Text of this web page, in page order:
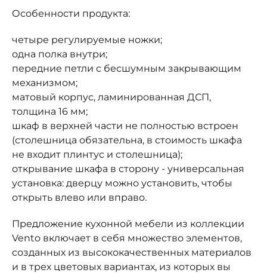
Особенности продукта:
четыре регулируемые ножки;
одна полка внутри;
передние петли с бесшумным закрывающим
механизмом;
матовый корпус, ламинированная ДСП,
толщина 16 мм;
шкаф в верхней части не полностью встроен
(столешница обязательна, в стоимость шкафа
не входит плинтус и столешница);
открывание шкафа в сторону - универсальная
установка: дверцу можно установить, чтобы
открыть влево или вправо.
Предложение кухонной мебели из коллекции
Vento включает в себя множество элементов,
созданных из высококачественных материалов
и в трех цветовых вариантах, из которых вы